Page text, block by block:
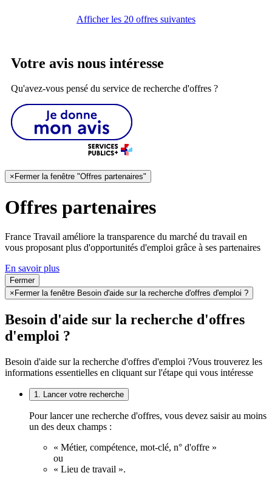
Afficher les 20 offres suivantes
Votre avis nous intéresse
Qu'avez-vous pensé du service de recherche d'offres ?
× Fermer la fenêtre "Offres partenaires"
Offres partenaires
France Travail améliore la transparence du marché du travail en
vous proposant plus d'opportunités d'emploi grâce à ses partenaires
En savoir plus
Fermer
× Fermer la fenêtre Besoin d'aide sur la recherche d'offres d'emploi ?
Besoin d'aide sur la recherche d'offres
d'emploi ?
Besoin d'aide sur la recherche d'offres d'emploi ?Vous trouverez les
informations essentielles en cliquant sur l'étape qui vous intéresse
1. Lancer votre recherche
Pour lancer une recherche d'offres, vous devez saisir au moins
un des deux champs :
« Métier, compétence, mot-clé, n° d'offre »
ou
« Lieu de travail ».